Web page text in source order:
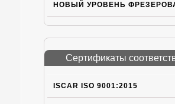
Сертификаты
ISCAR ISO 9001:2015